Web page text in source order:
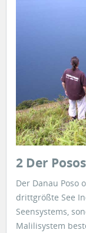
2 Der
Der Danau Poso
drittgrößte See
Seensystems,
Malilisystem